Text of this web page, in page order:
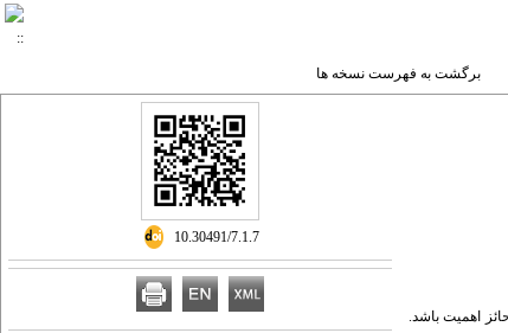
برگشت به فهرست نسخه ها
اهمیت باشد.
‎ 10.30491/7.1.7